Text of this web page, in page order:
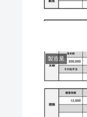
製造業